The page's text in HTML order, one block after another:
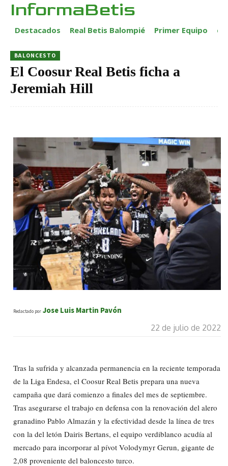
InformaBetis
Destacados Real Betis Balompié Primer Equipo
BALONCESTO
El Coosur Real Betis ficha a
Jeremiah Hill
Redactado por Jose Luis Martin Pavón
22 de julio de 2022
Tras la sufrida y alcanzada permanencia en la reciente temporada
de la Liga Endesa, el Coosur Real Betis prepara una nueva
campaña que dará comienzo a finales del mes de septiembre.
Tras asegurarse el trabajo en defensa con la renovación del alero
granadino Pablo Almazán y la efectividad desde la línea de tres
con la del letón Dairis Bertans, el equipo verdiblanco acudía al
mercado para incorporar al pívot Volodymyr Gerun, gigante de
2,08 proveniente del baloncesto turco.